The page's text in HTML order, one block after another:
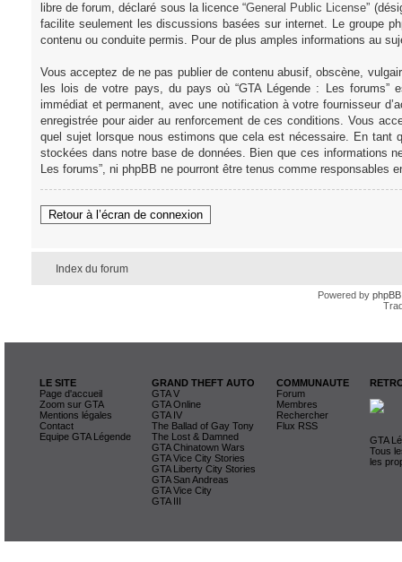
libre de forum, déclaré sous la licence “General Public License”
facilite seulement les discussions basées sur internet. Le groupe
contenu ou conduite permis. Pour de plus amples informations au
Vous acceptez de ne pas publier de contenu abusif, obscène,
les lois de votre pays, du pays où “GTA Légende : Les
immédiat et permanent, avec une notification à votre fournisseur
enregistrée pour aider au renforcement de ces conditions. Vous
quel sujet lorsque nous estimons que cela est nécessaire. En tant
stockées dans notre base de données. Bien que ces informations
Les forums”, ni phpBB ne pourront être tenus comme
Retour à l’écran de connexion
Index du forum
Powered by phpBB
LE SITE
Page d'accueil
Zoom sur GTA
Mentions légales
Contact
Equipe GTA Légende
GRAND THEFT AUTO
GTA V
GTA Online
GTA IV
The Ballad of Gay Tony
The Lost & Damned
GTA Chinatown Wars
GTA Vice City Stories
GTA Liberty City Stories
GTA San Andreas
GTA Vice City
GTA III
COMMUNAUTE
Forum
Membres
Rechercher
Flux RSS
GTA
Tous
les